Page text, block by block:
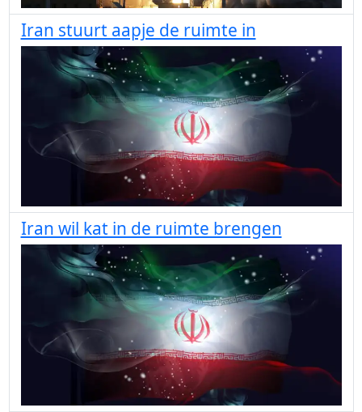
Iran stuurt aapje de ruimte in
Iran wil kat in de ruimte brengen